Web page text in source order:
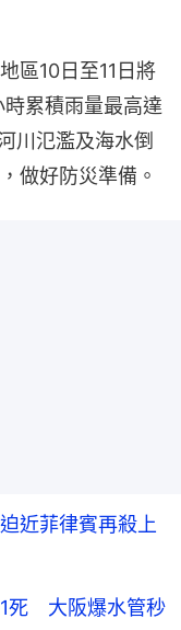
區10日至11日將
累積雨量最高達
川氾濫及海水倒
做好防災準備。
近菲律賓再殺上
死 大阪爆水管秒